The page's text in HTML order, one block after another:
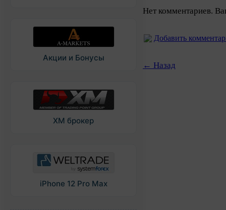
Акции и Бонусы
XM брокер
iPhone 12 Pro Max
Нет комментариев.
Добавить
← Назад